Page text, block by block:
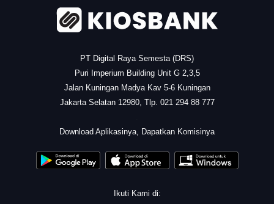
PT Digital Raya Semesta (DRS)
Puri Imperium Building Unit G 2,3,5
Jalan Kuningan Madya Kav 5-6 Kuningan
Jakarta Selatan 12980, Tlp. 021 294 88 777
Download Aplikasinya, Dapatkan Komisinya
Ikuti Kami di: